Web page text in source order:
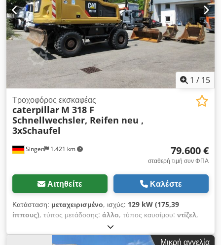
1 / 15
Singen 1.421 km
Τροχοφόρος εκσκαφέας
caterpillar M 318 F
Schnellwechsler, Reifen neu ,
3xSchaufel
79.600 €
σταθερή τιμή συν ΦΠΑ
Αιτηθείτε Καλέστε
Κατάσταση: μεταχειρισμένο, ισχύς: 129 kW (175,39
ίππους), τύπος μετάδοσης: άλλο, τύπος καυσίμου: ντίζελ,
, πρώτη ταξινόμηση:
εκπομπών:κανένα, ανάρτηση:άλλο, Έτος κατασκευής:2019,
Μικρή αγγελία